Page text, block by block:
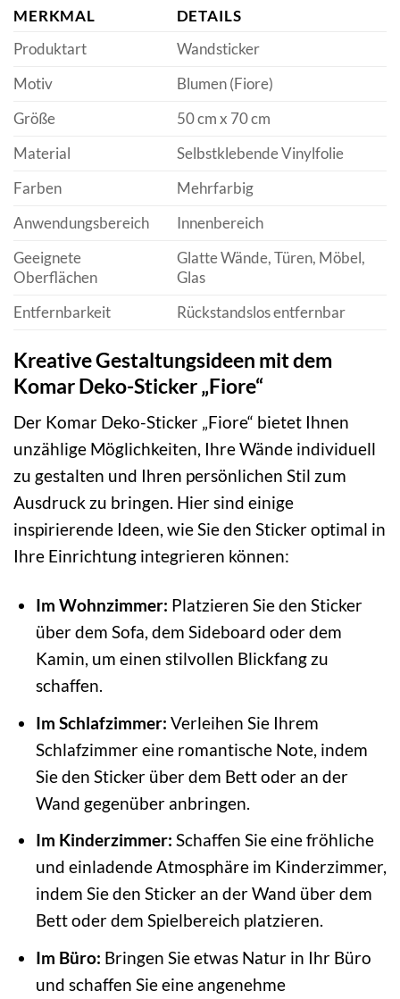
MERKMAL
DETAILS
Produktart
Wandsticker
Motiv
Blumen (Fiore)
Größe
50 cm x 70 cm
Material
Selbstklebende Vinylfolie
Farben
Mehrfarbig
Anwendungsbereich
Innenbereich
Geeignete
Oberflächen
Glatte Wände, Türen, Möbel,
Glas
Entfernbarkeit
Rückstandslos entfernbar
Kreative Gestaltungsideen mit dem
Komar Deko-Sticker „Fiore“
Der Komar Deko-Sticker „Fiore“ bietet Ihnen
unzählige Möglichkeiten, Ihre Wände individuell
zu gestalten und Ihren persönlichen Stil zum
Ausdruck zu bringen. Hier sind einige
inspirierende Ideen, wie Sie den Sticker optimal in
Ihre Einrichtung integrieren können:
Im Wohnzimmer: Platzieren Sie den Sticker
über dem Sofa, dem Sideboard oder dem
Kamin, um einen stilvollen Blickfang zu
schaffen.
Im Schlafzimmer: Verleihen Sie Ihrem
Schlafzimmer eine romantische Note, indem
Sie den Sticker über dem Bett oder an der
Wand gegenüber anbringen.
Im Kinderzimmer: Schaffen Sie eine fröhliche
und einladende Atmosphäre im Kinderzimmer,
indem Sie den Sticker an der Wand über dem
Bett oder dem Spielbereich platzieren.
Im Büro: Bringen Sie etwas Natur in Ihr Büro
und schaffen Sie eine angenehme